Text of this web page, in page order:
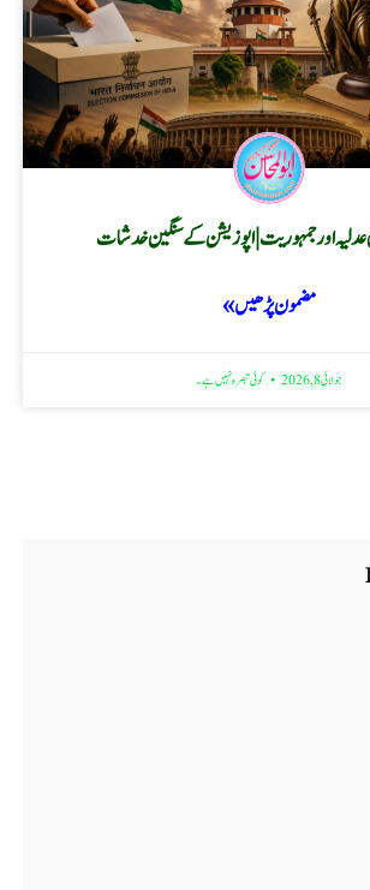
عدلیہ اور جمہوریت | اپوزیشن کے سنگین خدشات
مضمون پڑھیں »
جولائی 8, 2026 کوئی تبصرہ نہیں ہے۔